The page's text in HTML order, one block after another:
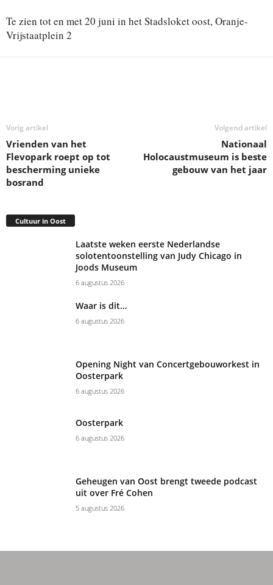
Te zien tot en met 20 juni in het Stadsloket oost, Oranje-
Vrijstaatplein 2
Vorig artikel
Vrienden van het
Flevopark roept op tot
bescherming unieke
bosrand
Volgend artikel
Nationaal
Holocaustmuseum is beste
gebouw van het jaar
Cultuur in Oost
Laatste weken eerste Nederlandse
solotentoonstelling van Judy Chicago in
Joods Museum
6 augustus 2026
Waar is dit…
6 augustus 2026
Opening Night van Concertgebouworkest in
Oosterpark
6 augustus 2026
Oosterpark
6 augustus 2026
Geheugen van Oost brengt tweede podcast
uit over Fré Cohen
5 augustus 2026